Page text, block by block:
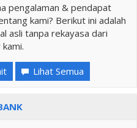
pengalaman & pendapat
kami? Berikut ini adalah
asli tanpa rekayasa dari
Lihat Semua